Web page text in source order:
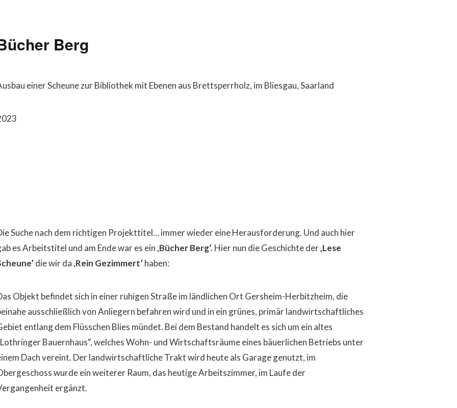
Berg
einer Scheune zur Bibliothek mit Ebenen aus Brettsperrholz, im Bliesgau, Saarland
Suche nach dem richtigen Projekttitel… immer wieder eine Herausforderung. Und auch hier
es Arbeitstitel und am Ende war es ein,Bücher Berg’.Hier nun die Geschichte der,Lese
die wir da,Rein Gezimmert’ haben:
Objekt befindet sich in einer ruhigen Straße im ländlichen Ort Gersheim-Herbitzheim, die
ausschließlich von Anliegern befahren wird und in ein grünes, primär landwirtschaftliches
entlang dem Flüsschen Blies mündet. Bei dem Bestand handelt es sich um ein altes
Bauernhaus“, welches Wohn- und Wirtschaftsräume eines bäuerlichen Betriebs unter
Dach vereint. Der landwirtschaftliche Trakt wird heute als Garage genutzt, im
wurde ein weiterer Raum, das heutige Arbeitszimmer, im Laufe der
ergänzt.